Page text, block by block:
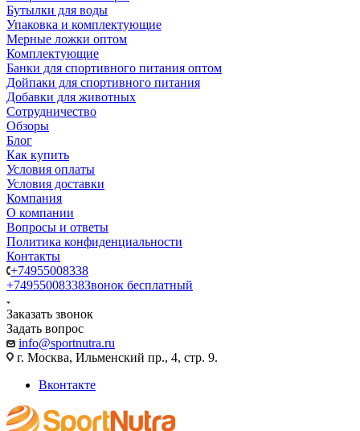
Бутылки для воды
Упаковка и комплектующие
Мерные ложки оптом
Комплектующие
Банки для спортивного питания оптом
Дойпаки для спортивного питания
Добавки для животных
Сотрудничество
Обзоры
Блог
Как купить
Условия оплаты
Условия доставки
Компания
О компании
Вопросы и ответы
Политика конфиденциальности
Контакты
+74955008338
+74955008338Звонок бесплатный
Заказать звонок
Задать вопрос
info@sportnutra.ru
г. Москва, Ильменский пр., 4, стр. 9.
Вконтакте